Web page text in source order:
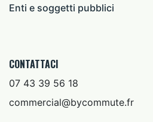
Enti e soggetti pubblici
CONTATTACI
07 43 39 56 18
commercial@bycommute.fr